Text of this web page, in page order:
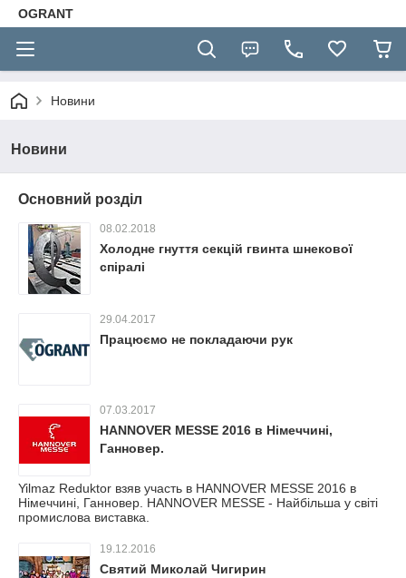
OGRANT
Новини
Новини
Основний розділ
08.02.2018
Холодне гнуття секцій гвинта шнекової
спіралі
29.04.2017
Працюємо не покладаючи рук
07.03.2017
HANNOVER MESSE 2016 в Німеччині,
Ганновер.
Yilmaz Reduktor взяв участь в HANNOVER MESSE 2016 в
Німеччині, Ганновер. HANNOVER MESSE - Найбільша у світі
промислова виставка.
19.12.2016
Святий Миколай Чигирин